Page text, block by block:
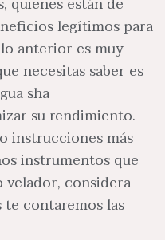
legítimos para
anterior es muy
necesitas saber es
sha
su rendimiento.
instrucciones más
instrumentos que
velador, considera
contaremos las